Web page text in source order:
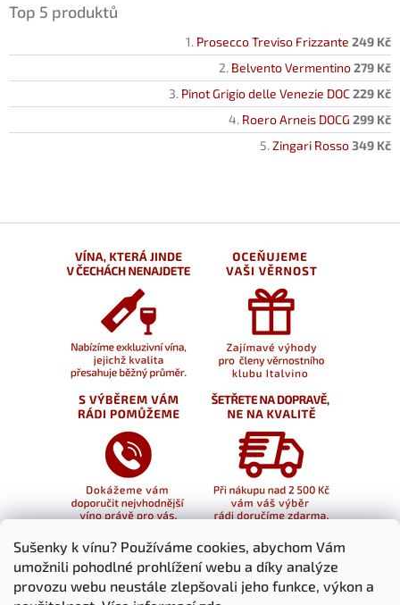
Sušenky k vínu? Používáme cookies, abychom Vám
umožnili pohodlné prohlížení webu a díky analýze
provozu webu neustále zlepšovali jeho funkce, výkon a
Top 5 produktů
Prosecco Treviso Frizzante 249 Kč
Belvento Vermentino279 Kč
Pinot Grigio delle Venezie DOC229 Kč
Roero Arneis DOCG 299 Kč
Zingari Rosso349 Kč